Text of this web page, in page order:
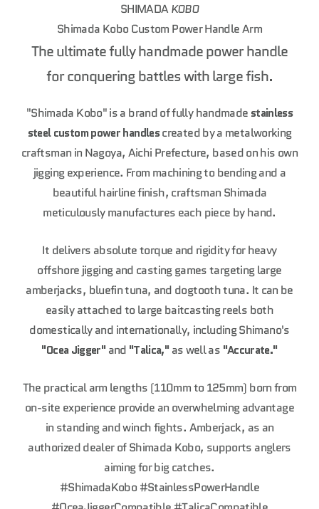
SHIMADA KOBO
Shimada Kobo Custom Power Handle Arm
The ultimate fully handmade power handle
for conquering battles with large fish.
"Shimada Kobo" is a brand of fully handmade stainless
steel custom power handlescreated by a metalworking
craftsman in Nagoya, Aichi Prefecture, based on his own
jigging experience. From machining to bending and a
beautiful hairline finish, craftsman Shimada
meticulously manufactures each piece by hand.
It delivers absolute torque and rigidity for heavy
offshore jigging and casting games targeting large
amberjacks, bluefin tuna, and dogtooth tuna. It can be
easily attached to large baitcasting reels both
domestically and internationally, including Shimano's
"Ocea Jigger" and "Talica," as well as "Accurate."
The practical arm lengths (110mm to 125mm) born from
on-site experience provide an overwhelming advantage
in standing and winch fights. Amberjack, as an
authorized dealer of Shimada Kobo, supports anglers
aiming for big catches.
#ShimadaKobo #StainlessPowerHandle